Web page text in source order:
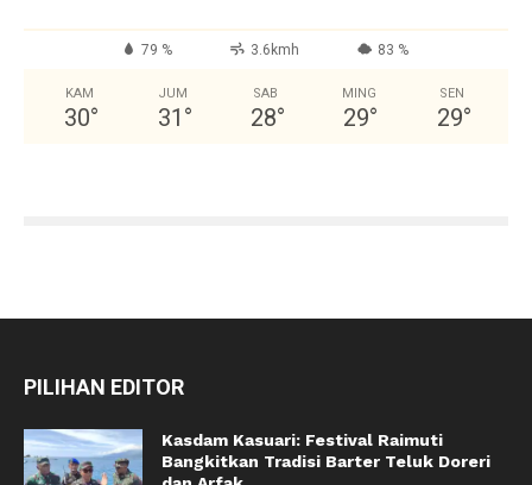
79 % 3.6kmh 83 %
KAM
30°
JUM
31 °
SAB
28°
MING
29°
SEN
29°
PILIHAN EDITOR
Kasdam Kasuari: Festival Raimuti
Bangkitkan Tradisi Barter Teluk Doreri